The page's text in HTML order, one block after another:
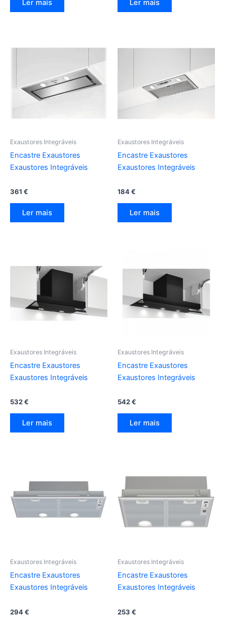
Ler mais Ler mais
Exaustores Integráveis
Encastre Exaustores
Exaustores Integráveis
361 €
Ler mais
Exaustores Integráveis
Encastre Exaustores
Exaustores Integráveis
184€
Ler mais
Exaustores Integráveis
Encastre Exaustores
Exaustores Integráveis
532€
Ler mais
Exaustores Integráveis
Encastre Exaustores
Exaustores Integráveis
542€
Ler mais
Exaustores Integráveis
Encastre Exaustores
Exaustores Integráveis
294€
Exaustores Integráveis
Encastre Exaustores
Exaustores Integráveis
253 €